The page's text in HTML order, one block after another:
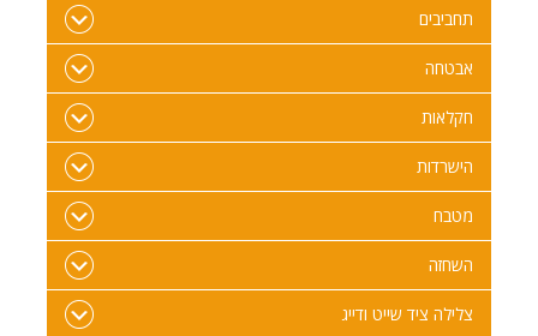
תחביבים
אבטחה
חקלאות
הישרדות
מטבח
השחזה
צלילה ציד שייט ודייג